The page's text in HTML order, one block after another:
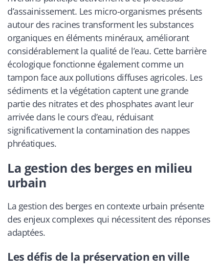
d’assainissement. Les micro-organismes présents
autour des racines transforment les substances
organiques en éléments minéraux, améliorant
considérablement la qualité de l’eau. Cette barrière
écologique fonctionne également comme un
tampon face aux pollutions diffuses agricoles. Les
sédiments et la végétation captent une grande
partie des nitrates et des phosphates avant leur
arrivée dans le cours d’eau, réduisant
significativement la contamination des nappes
phréatiques.
La gestion des berges en milieu
urbain
La gestion des berges en contexte urbain présente
des enjeux complexes qui nécessitent des réponses
adaptées.
Les défis de la préservation en ville